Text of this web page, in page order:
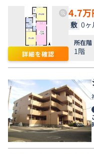
詳細を確認
4.7万
敷 0ヶ
所在階
1階